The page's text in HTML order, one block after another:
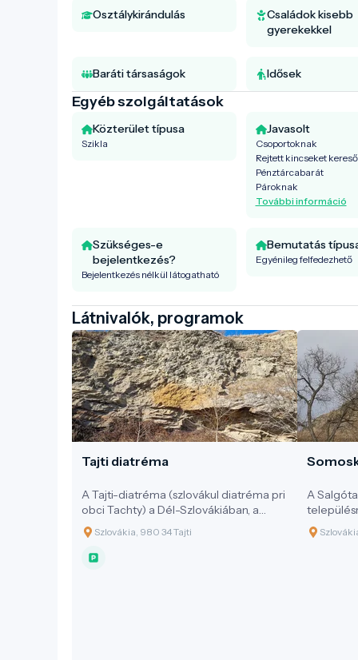
Osztálykirándulás
Családok kisebb
gyerekekkel
Baráti társaságok Idősek
Egyéb szolgáltatások
Közterület típusa
Szikla
Javasolt
Csoportoknak
Rejtett kincseket
Pénztárcabarát
Pároknak
További információ
Szükséges-e
bejelentkezés?
Bejelentkezés nélkül látogatható
Bemutatás
Egyénileg felfedezhető
Látnivalók, programok
Tajti diatréma
A Tajti-diatréma (szlovákul diatréma pri
obci Tachty) a Dél-Szlovákiában, a
magyar határ közelében fekvő Tachty
(magyarul: Tajti) település határában
található. Ez a képződmény a Kárpát–
Szlovákia, 980 34 Tajti
A
kúpon